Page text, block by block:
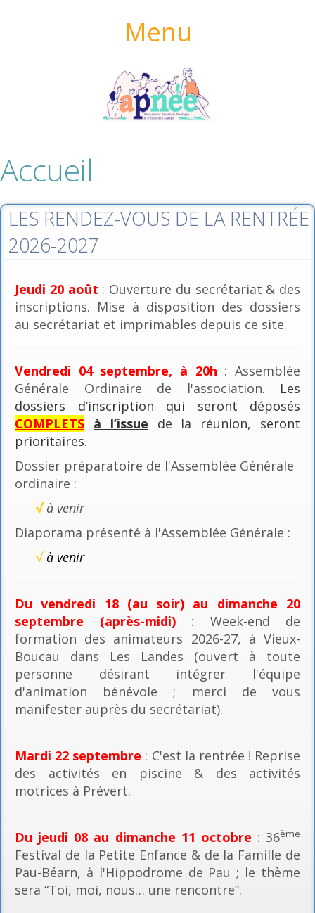
Menu
Accueil
LES RENDEZ-VOUS DE LA RENTRÉE
2026-2027
Jeudi 20 août : Ouverture du secrétariat & des
inscriptions. Mise à disposition des dossiers
au secrétariat et imprimables depuis ce site.
Vendredi 04 septembre, à 20h : Assemblée
Générale Ordinaire de l'association. Les
dossiers d’inscription qui seront déposés
COMPLETS à l’issue de la réunion, seront
prioritaires.
Dossier préparatoire de l'Assemblée Générale
ordinaire :
√ à venir
Diaporama présenté à l'Assemblée Générale :
√à venir
Du vendredi 18 (au soir) au dimanche 20
septembre (après-midi): Week-end de
formation des animateurs 2026-27, à Vieux-
Boucau dans Les Landes (ouvert à toute
personne désirant intégrer l'équipe
d'animation bénévole ; merci de vous
manifester auprès du secrétariat).
Mardi 22 septembre : C'est la rentrée ! Reprise
des activités en piscine & des activités
motrices à Prévert.
Du jeudi 08 au dimanche 11 octobre : 36ème
Festival de la Petite Enfance & de la Famille de
Pau-Béarn, à l'Hippodrome de Pau ; le thème
sera “Toi, moi, nous… une rencontre”.